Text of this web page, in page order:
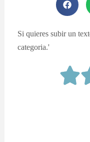
Si quieres subir un
categoria.'